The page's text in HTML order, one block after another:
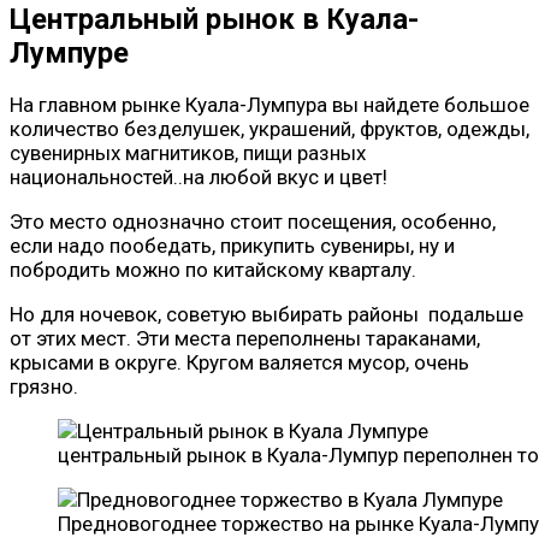
Центральный рынок в Куала-
Лумпуре
На главном рынке Куала-Лумпура вы найдете большое
количество безделушек, украшений, фруктов, одежды,
сувенирных магнитиков, пищи разных
национальностей..на любой вкус и цвет!
Это место однозначно стоит посещения, особенно,
если надо пообедать, прикупить сувениры, ну и
побродить можно по китайскому кварталу.
Но для ночевок, советую выбирать районы подальше
от этих мест. Эти места переполнены тараканами,
крысами в округе. Кругом валяется мусор, очень
грязно.
центральный рынок в Куала-Лумпур переполнен
Предновогоднее торжество на рынке Куала-